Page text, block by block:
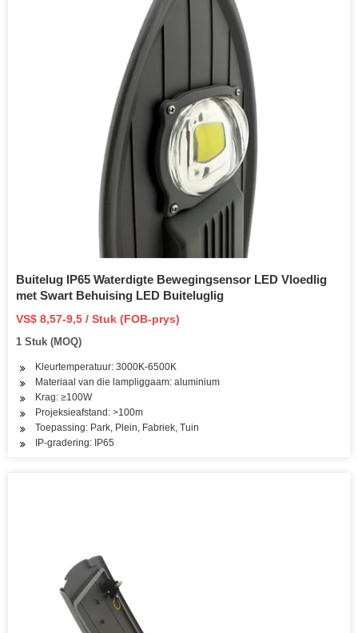
Buitelug IP65 Waterdigte Bewegingsensor LED Vloedlig
met Swart Behuising LED Buiteluglig
VS$ 8,57-9,5 / Stuk (FOB-prys)
1 Stuk (MOQ)
Kleurtemperatuur: 3000K-6500K
Materiaal van die lampliggaam: aluminium
Krag: ≥100W
Projeksieafstand: >100m
Toepassing: Park, Plein, Fabriek, Tuin
IP-gradering: IP65